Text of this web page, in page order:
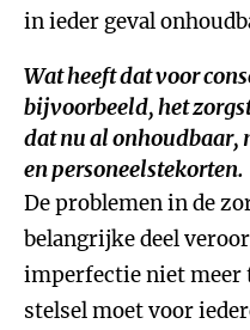
in ieder geval
Wat heeft dat voor
bijvoorbeeld, het
dat nu al onhoudbaar,
en personeelstekorten.
De problemen in de
belangrijke deel
imperfectie niet meer
stelsel moet voor